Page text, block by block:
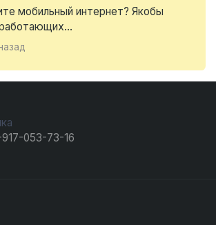
мобильный интернет? Якобы
053-73-16